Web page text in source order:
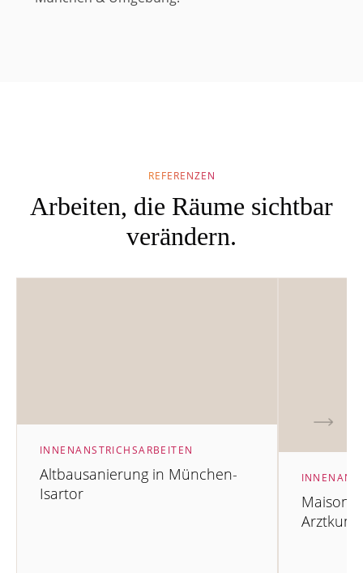
REFERENZEN
Arbeiten, die Räume sichtbar
verändern.
INNENANSTRICHSARBEITEN
Altbausanierung in München-
Isartor